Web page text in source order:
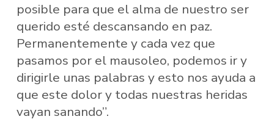
posible para que el alma de nuestro ser
querido esté descansando en paz.
Permanentemente y cada vez que
pasamos por el mausoleo, podemos ir y
dirigirle unas palabras y esto nos ayuda a
que este dolor y todas nuestras heridas
vayan sanando”.